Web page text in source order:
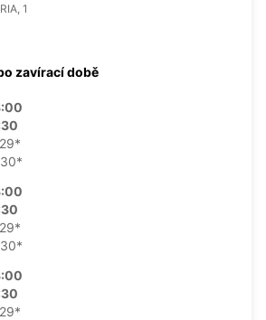
1
zavírací době